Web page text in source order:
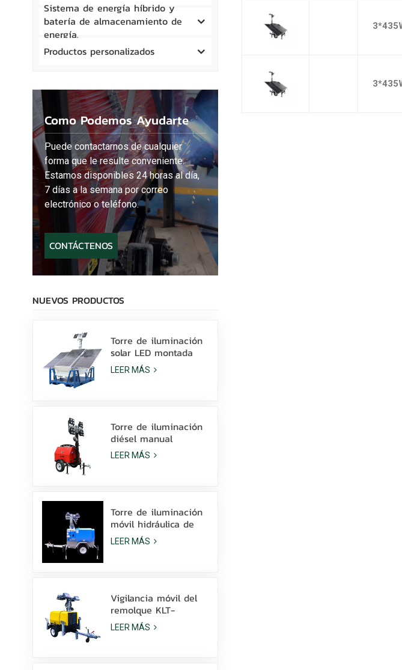
Sistema de energía híbrido y
batería de almacenamiento de
energía.
Productos personalizados
Como Podemos Ayudarte
Puede contactarnos de cualquier
forma que le resulte conveniente.
Estamos disponibles 24 horas al día,
7 días a la semana por correo
electrónico o teléfono.
CONTÁCTENOS
NUEVOS PRODUCTOS
Torre de iluminación
solar LED montada
sobre patines con
lámparas LED de 400
LEER MÁS
Torre de iluminación
diésel manual
compacta y
económica con 4
LEER MÁS
Torre de iluminación
móvil hidráulica de
elevación manual de
9 m de altura con
LEER MÁS
Vigilancia móvil del
remolque KLT-
10000V de la torre
de luz del mástil de
LEER MÁS